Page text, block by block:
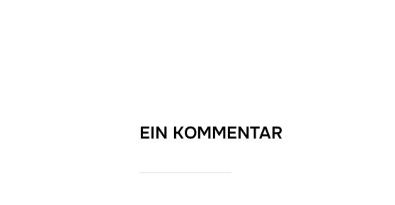
EIN KOMMENTAR